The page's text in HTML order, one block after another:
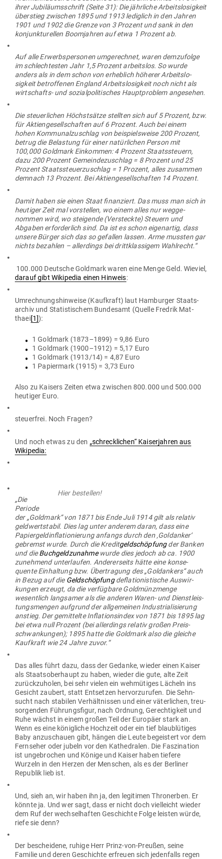
ihrer Jubi­lä­ums­schrift (Seite 31): Die jähr­liche Arbeits­lo­sigkeit
über­stieg zwi­schen 1895 und 1913 lediglich in den Jahren
1901 und 1902 die Grenze von 3 Prozent und sank in den
kon­junk­tu­rellen Boom­jahren auf etwa 1 Prozent ab.
Auf alle Erwerbs­per­sonen umge­rechnet, waren dem­zu­folge
im schlech­testen Jahr 1,5 Prozent arbeitslos. So wurde
anders als in dem schon von erheblich höherer Arbeits­lo­
sigkeit betrof­fenen England Arbeits­lo­sigkeit noch nicht als
wirt­schafts- und sozi­al­po­li­ti­sches Haupt­problem angesehen.
Die steu­er­lichen Höchst­sätze stellten sich auf 5 Prozent, bzw.
für Akti­en­ge­sell­schaften auf 6 Prozent. Auch bei einem
hohen Kom­mu­nal­zu­schlag von bei­spiels­weise 200 Prozent,
betrug die Belastung für einer natür­lichen Person mit
100,000 Goldmark Ein­kommen: 4 Prozent Staats­steuern,
dazu 200 Prozent Gemein­de­zu­schlag = 8 Prozent und 25
Prozent Staats­steu­er­zu­schlag = 1 Prozent, alles zusammen
demnach 13 Prozent. Bei Akti­en­ge­sell­schaften 14 Prozent.
Damit haben sie einen Staat finan­ziert. Das muss man sich in
heu­tiger Zeit mal vor­stellen, wo einem alles nur weg­ge­
nommen wird, wo stei­gende (Ver­steckte) Steuern und
Abgaben erfor­derlich sind. Da ist es schon eigen­artig, dass
unsere Bürger sich das so gefallen lassen. Arme mussten gar
nichts bezahlen – aller­dings bei dritt­klas­sigem Wahlrecht.“
100.000 Deutsche Goldmark waren eine Menge Geld. Wieviel,
darauf gibt Wiki­pedia einen Hinweis:
Umrech­nungs­hin­weise (Kauf­kraft) laut Ham­burger Staats­
archiv und Sta­tis­ti­schem Bun­desamt (Quelle Fredrik Mat­
thaei[1]):
1 Goldmark (1873–1899) = 9,86 Euro
1 Goldmark (1900–1912) = 5,17 Euro
1 Goldmark (1913/14) = 4,87 Euro
1 Papiermark (1915) = 3,73 Euro
Also zu Kaisers Zeiten etwa zwi­schen 800.000 und 500.000
heu­tiger Euro.
steu­erfrei. Noch Fragen?
Und noch etwas zu den „schreck­lichen“ Kai­ser­jahrenaus
Wiki­pedia:
Hier bestellen!
„Die
Periode
der „Goldmark“ von 1871 bis Ende Juli 1914 gilt als relativ
geld­wert­stabil. Dies lag unter anderem daran, dass eine
Papier­geld­in­fla­tio­nierung anfangs durch den ‚Gold­anker‘
gebremst wurde. Durch die Kreditgeld­schöpfungder Banken
und dieBuch­geld­zu­nahmewurde dies jedoch ab ca. 1900
zunehmend unter­laufen. Ande­rer­seits hätte eine kon­se­
quente Ein­haltung bzw. Über­tragung des „Gold­ankers“ auch
in Bezug auf die Geld­schöpfungdefla­tio­nis­tische Aus­wir­
kungen erzeugt, da die ver­fügbare Gold­münz­menge
wesentlich lang­samer als die anderen Waren- und Dienst­leis­
tungs­mengen auf­grund der all­ge­meinen Indus­tria­li­sierung
anstieg. Der gemit­telte Infla­ti­ons­index von 1871 bis 1895 lag
bei etwa null Prozent (bei aller­dings relativ großen Preis­
schwan­kungen); 1895 hatte die Goldmark also die gleiche
Kauf­kraft wie 24 Jahre zuvor.“
Das alles führt dazu, dass der Gedanke, wieder einen Kaiser
als Staats­ober­haupt zu haben, wieder die gute, alte Zeit
zurück­zu­holen, bei sehr vielen ein weh­mü­tiges Lächeln ins
Gesicht zaubert, statt Ent­setzen her­vor­zu­rufen. Die Sehn­
sucht nach sta­bilen Ver­hält­nissen und einer väter­lichen, treu­
sor­genden Füh­rungs­figur, nach Ordnung, Gerech­tigkeit und
Ruhe wächst in einem großen Teil der Europäer stark an.
Wenn es eine könig­liche Hochzeit oder ein tief blau­blü­tiges
Baby anzu­schauen gibt, hängen die Leute begeistert vor dem
Fern­seher oder jubeln vor den Kathe­dralen. Die Fas­zi­nation
ist unge­brochen und Könige und Kaiser haben tiefere
Wurzeln in den Herzen der Men­schen, als es der Ber­liner
Republik lieb ist.
Und, sieh an, wir haben ihn ja, den legi­timen Thron­erben. Er
könnte ja. Und wer sagt, dass er nicht doch viel­leicht wieder
dem Ruf der wech­sel­haften Geschichte Folge leisten würde,
riefe sie denn?
Der bescheidene, ruhige Herr Prinz-von-Preußen, seine
Familie und deren Geschichte erfreuen sich jeden­falls regen